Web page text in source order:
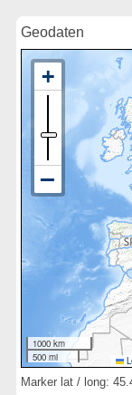
Geodaten
1000 km
500 mi
Marker lat / long: